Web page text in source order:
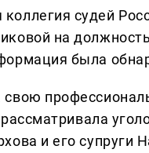
судей
на
была
и его супруги